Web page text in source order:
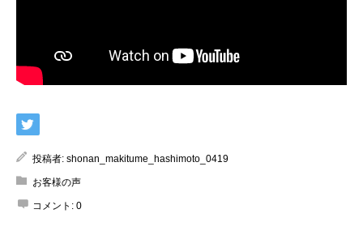
投稿者: shonan_makitume_hashimoto_0419
お客様の声
コメント: 0